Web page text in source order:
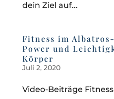
dein Ziel auf...
Fitness im
Power und
Körper
Juli 2, 2020
Video-Beiträge